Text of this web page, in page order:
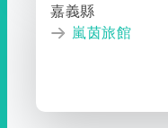
嘉義縣
嵐茵旅館